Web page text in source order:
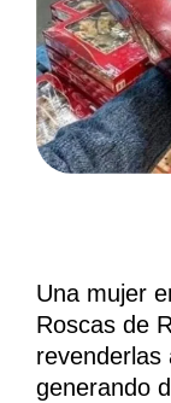
Una mujer
Roscas de
revenderlas
generando